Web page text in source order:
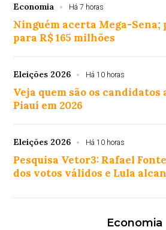
Economia Há 7 horas
Ninguém acerta Mega-Sena;
para R$ 165 milhões
Eleições 2026 Há 10 horas
Veja quem são os
Piauí em 2026
Eleições 2026 Há 10 horas
Pesquisa Vetor3: Rafael
dos votos válidos e Lula
Economia